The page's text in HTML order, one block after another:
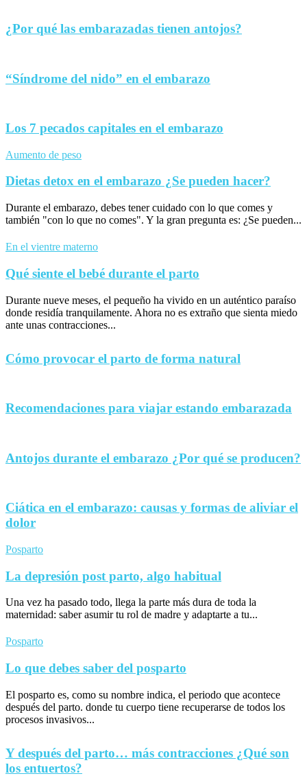
¿Por qué las embarazadas tienen antojos?
“Síndrome del nido” en el embarazo
Los 7 pecados capitales en el embarazo
Aumento de peso
Dietas detox en el embarazo ¿Se pueden hacer?
Durante el embarazo, debes tener cuidado con lo que comes y
también "con lo que no comes". Y la gran pregunta es: ¿Se pueden...
En el vientre materno
Qué siente el bebé durante el parto
Durante nueve meses, el pequeño ha vivido en un auténtico paraíso
donde residía tranquilamente. Ahora no es extraño que sienta miedo
ante unas contracciones...
Cómo provocar el parto de forma natural
Recomendaciones para viajar estando embarazada
Antojos durante el embarazo ¿Por qué se producen?
Ciática en el embarazo: causas y formas de aliviar el
dolor
Posparto
La depresión post parto, algo habitual
Una vez ha pasado todo, llega la parte más dura de toda la
maternidad: saber asumir tu rol de madre y adaptarte a tu...
Posparto
Lo que debes saber del posparto
El posparto es, como su nombre indica, el periodo que acontece
después del parto. donde tu cuerpo tiene recuperarse de todos los
procesos invasivos...
Y después del parto… más contracciones ¿Qué son
los entuertos?